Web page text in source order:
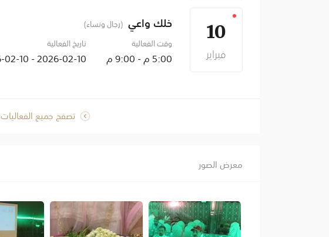
10
فبراير
خلك واعي (رجال ونساء)
وقت الفعالية
5:00 م - 9:00 م
تاريخ الفعالية
2026-02-10 - 2026-02-10
تصفح جميع الفعاليات
معرض الصور